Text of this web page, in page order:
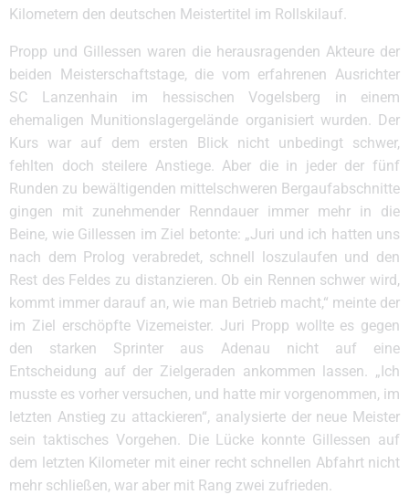
Kilometern den deutschen Meistertitel im Rollskilauf.
Propp und Gillessen waren die herausragenden Akteure der
beiden Meisterschaftstage, die vom erfahrenen Ausrichter
SC Lanzenhain im hessischen Vogelsberg in einem
ehemaligen Munitionslagergelände organisiert wurden. Der
Kurs war auf dem ersten Blick nicht unbedingt schwer,
fehlten doch steilere Anstiege. Aber die in jeder der fünf
Runden zu bewältigenden mittelschweren Bergaufabschnitte
gingen mit zunehmender Renndauer immer mehr in die
Beine, wie Gillessen im Ziel betonte: „Juri und ich hatten uns
nach dem Prolog verabredet, schnell loszulaufen und den
Rest des Feldes zu distanzieren. Ob ein Rennen schwer wird,
kommt immer darauf an, wie man Betrieb macht,“ meinte der
im Ziel erschöpfte Vizemeister. Juri Propp wollte es gegen
den starken Sprinter aus Adenau nicht auf eine
Entscheidung auf der Zielgeraden ankommen lassen. „Ich
musste es vorher versuchen, und hatte mir vorgenommen, im
letzten Anstieg zu attackieren“, analysierte der neue Meister
sein taktisches Vorgehen. Die Lücke konnte Gillessen auf
dem letzten Kilometer mit einer recht schnellen Abfahrt nicht
mehr schließen, war aber mit Rang zwei zufrieden.